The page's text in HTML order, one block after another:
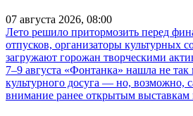
07 августа 2026, 08:00
Лето решило притормозить перед
отпусков, организаторы культурных
загружают горожан творческими
7–9 августа «Фонтанка» нашла не
культурного досуга — но, возможно,
внимание ранее открытым выставкам